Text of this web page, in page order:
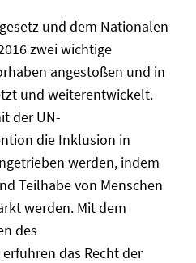
und dem Nationalen
zwei wichtige
angestoßen und in
und weiterentwickelt.
der UN-
die Inklusion in
werden, indem
Teilhabe von Menschen
werden. Mit dem
des
das Recht der